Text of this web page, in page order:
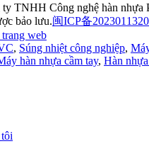
TNHH Công nghệ hàn nhựa
bảo lưu.闽ICP备
trang web
, Súng nhiệt công nghiệp,
hàn nhựa cầm tay, Hàn